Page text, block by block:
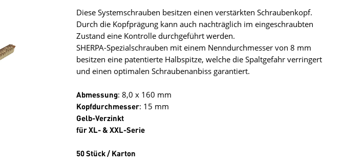
Diese Systemschrauben besitzen einen verstärkten Schraubenkopf.
Durch die Kopfprägung kann auch nachträglich im eingeschraubten
Zustand eine Kontrolle durchgeführt werden.
SHERPA-Spezialschrauben mit einem Nenndurchmesser von 8 mm
besitzen eine patentierte Halbspitze, welche die Spaltgefahr verringert
und einen optimalen Schraubenanbiss garantiert.
Abmessung: 8,0 x 160 mm
Kopfdurchmesser: 15 mm
Gelb-Verzinkt
für XL- & XXL-Serie
50 Stück / Karton